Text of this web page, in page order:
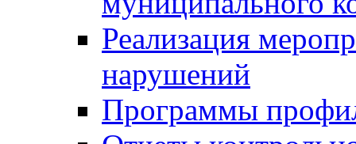
Реализация
нарушений
Программы